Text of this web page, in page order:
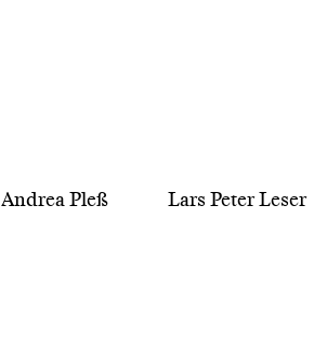
Andrea Pleß Lars Peter Leser